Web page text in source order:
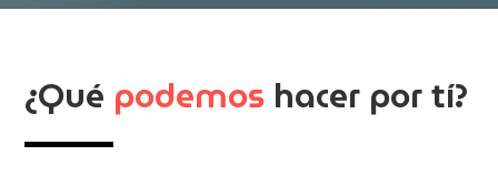
¿Qué podemos hacer por tí?